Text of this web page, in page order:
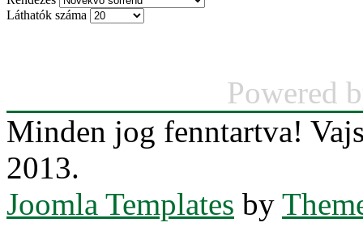
Láthatók száma
Powered
Minden jog fenntartva!
2013.
Joomla Templates by